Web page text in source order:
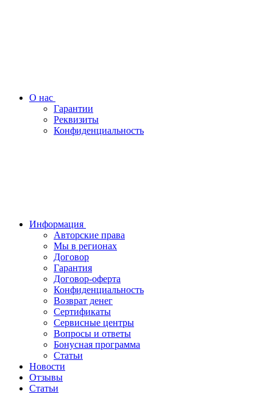
О нас
Гарантии
Реквизиты
Конфиденциальность
Информация
Авторские права
Мы в регионах
Договор
Гарантия
Договор-оферта
Конфиденциальность
Возврат денег
Сертификаты
Сервисные центры
Вопросы и ответы
Бонусная программа
Статьи
Новости
Отзывы
Статьи